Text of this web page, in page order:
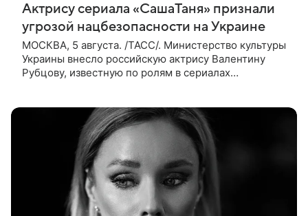
Актрису сериала «СашаТаня» признали
угрозой нацбезопасности на Украине
МОСКВА, 5 августа. /ТАСС/. Министерство культуры
Украины внесло российскую актрису Валентину
Рубцову, известную по ролям в сериалах